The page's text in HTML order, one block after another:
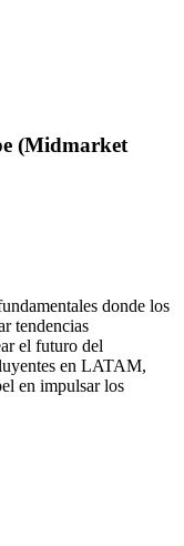
(Midmarket
donde los
tendencias
el futuro del
en LATAM,
en impulsar los